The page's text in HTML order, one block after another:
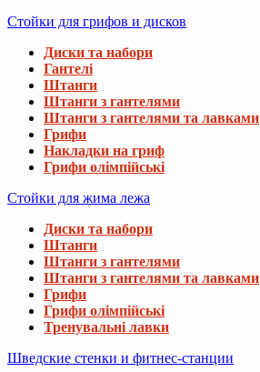
Стойки для грифов и дисков
Диски та набори
Гантелі
Штанги
Штанги з гантелями
Штанги з гантелями та лавками
Грифи
Накладки на гриф
Грифи олімпійські
Стойки для жима лежа
Диски та набори
Штанги
Штанги з гантелями
Штанги з гантелями та лавками
Грифи
Грифи олімпійські
Тренувальні лавки
Шведские стенки и фитнес-станции